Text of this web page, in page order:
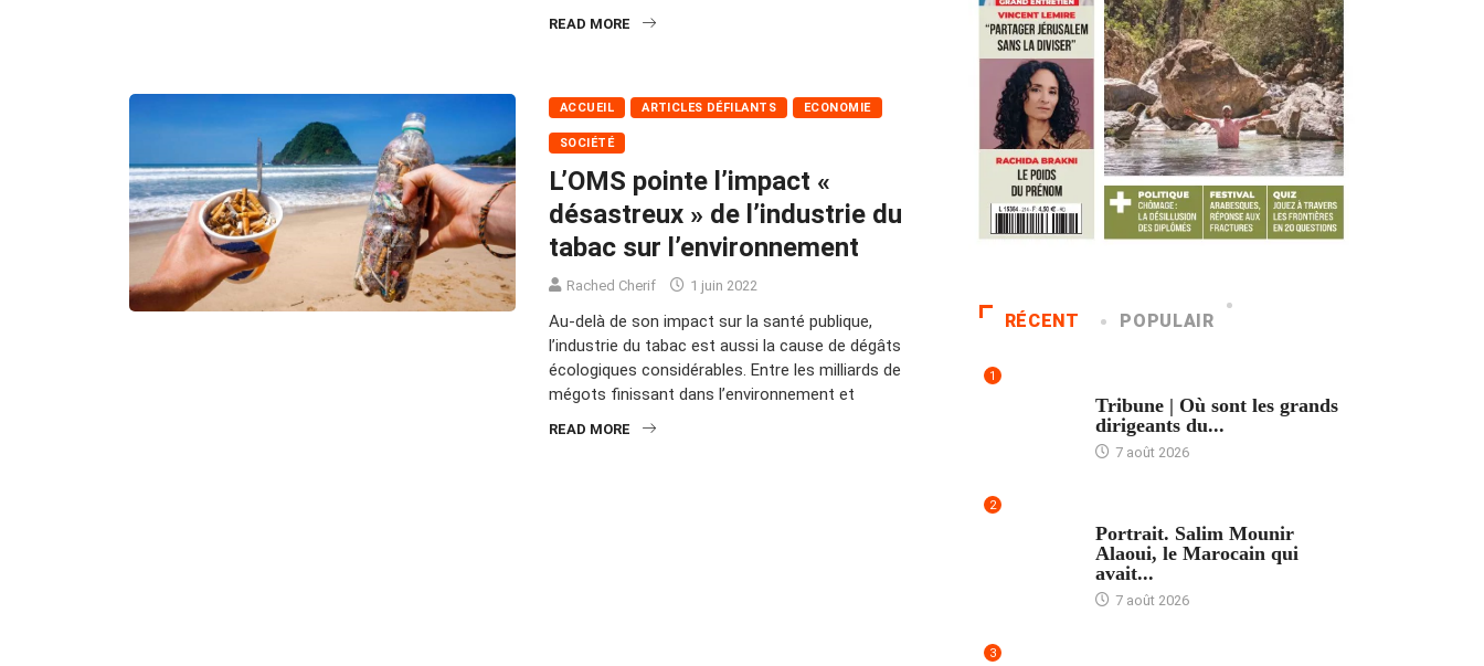
READ MORE
ACCUEIL ARTICLES DÉFILANTS ECONOMIE
SOCIÉTÉ
L’OMS pointe l’impact «
désastreux » de l’industrie du
tabac sur l’environnement
Rached Cherif 1 juin 2022
Au-delà de son impact sur la santé publique,
l’industrie du tabac est aussi la cause de dégâts
écologiques considérables. Entre les milliards de
mégots finissant dans l’environnement et
READ MORE
RÉCENT POPULAIR
1
Tribune | Où sont les grands
dirigeants du...
7 août 2026
2
Portrait. Salim Mounir
Alaoui, le Marocain qui
avait...
7 août 2026
3